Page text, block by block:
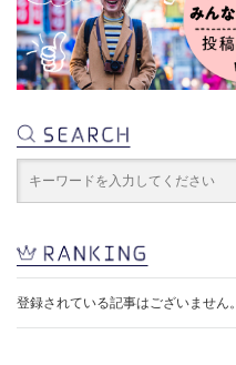
登録されている記事はございません。